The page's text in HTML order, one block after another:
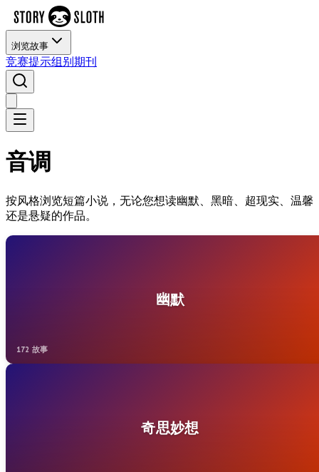
浏览故事
竞赛提示组别期刊
音调
按风格浏览短篇小说，无论您想读幽默、黑暗、超现实、温馨
还是悬疑的作品。
幽默
172 故事
奇思妙想